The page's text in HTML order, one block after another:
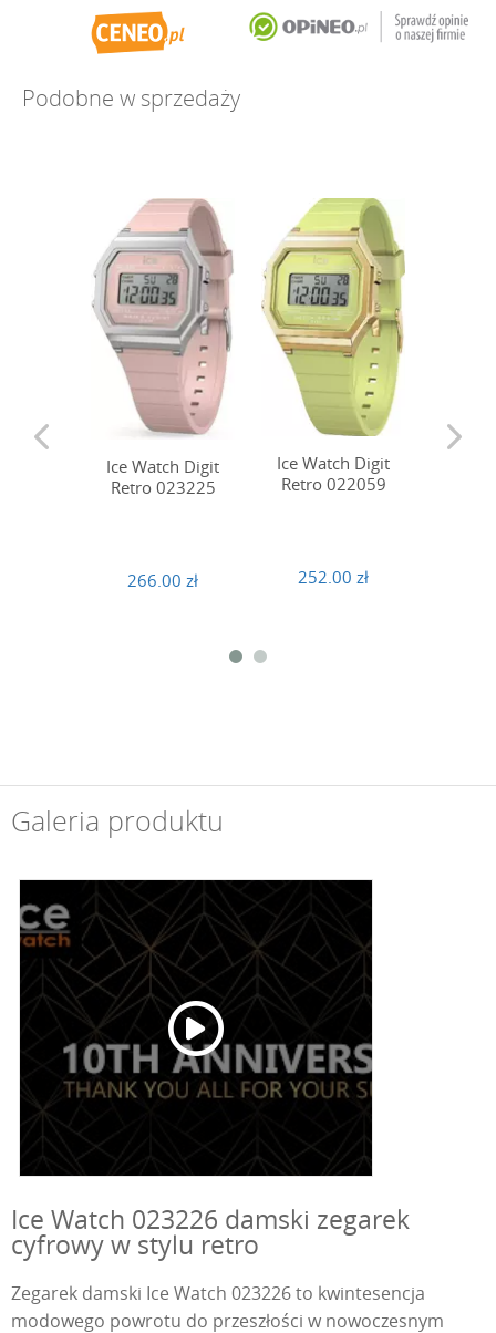
Podobne w sprzedaży
Ice Watch Digit
Retro 023225
266.00 zł
Ice Watch Digit
Retro 022059
252.00 zł
Galeria produktu
Ice Watch 023226 damski zegarek
cyfrowy w stylu retro
Zegarek damski Ice Watch 023226 to kwintesencja
modowego powrotu do przeszłości w nowoczesnym